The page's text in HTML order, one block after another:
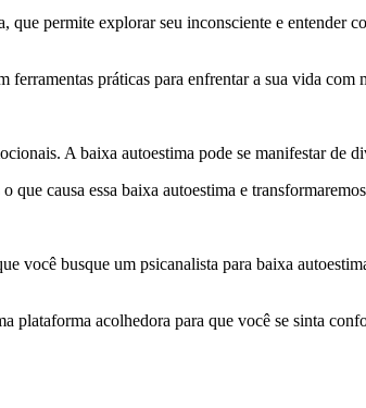
permite explorar seu inconsciente e entender
práticas para enfrentar a sua vida com
A baixa autoestima pode se manifestar
que causa essa baixa autoestima e
você busque um psicanalista para baixa
plataforma acolhedora para que você se sinta